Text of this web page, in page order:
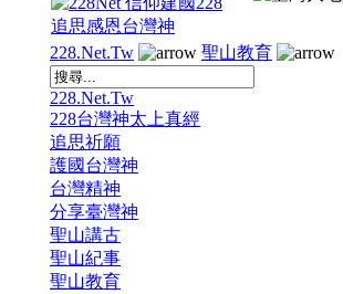
228.Net.Tw 聖山教育
228.Net.Tw
228台灣神太上真經
追思祈願
護國台灣神
台灣精神
分享臺灣神
聖山講古
聖山紀事
聖山教育